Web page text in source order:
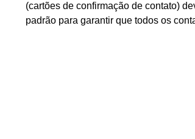
(cartões de confirmação de contato)
padrão para garantir que todos os